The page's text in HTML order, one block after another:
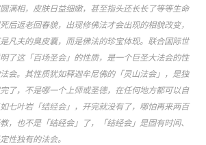
满相，皮肤日益细嫩，甚至指头还长长了等等生命
后返老回春貌，出现修佛法才会出现的相貌改变，
凡夫的臭皮囊，而是佛法的珍宝体现。联合国际世
了这「百场圣会」的性质，是一个巨圣大法会的性
会。其性质犹如释迦牟尼佛的「灵山法会」，是独
了，不是哪一个上师或圣德，在任何地方都可以自
七叶岩「结经会」，开完就没有了，哪怕再来两百
，也不是「结经会」了，「结经会」是固有时间、
性独有的法会。